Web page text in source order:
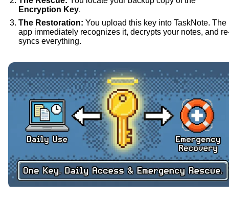
Encryption Key.
The Restoration: You upload this key into TaskNote. The
app immediately recognizes it, decrypts your notes, and
syncs everything.